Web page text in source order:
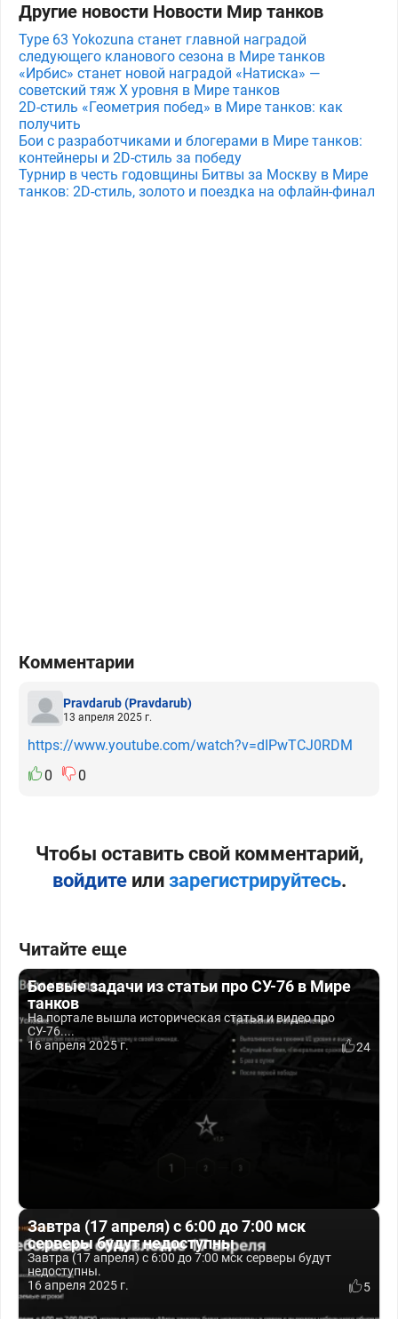
Другие новости Новости Мир танков
Type 63 Yokozuna станет главной наградой
следующего кланового сезона в Мире танков
«Ирбис» станет новой наградой «Натиска» —
советский тяж X уровня в Мире танков
2D-стиль «Геометрия побед» в Мире танков: как
получить
Бои с разработчиками и блогерами в Мире танков:
контейнеры и 2D-стиль за победу
Турнир в честь годовщины Битвы за Москву в Мире
танков: 2D-стиль, золото и поездка на офлайн-финал
Комментарии
Pravdarub(Pravdarub)
13 апреля 2025 г.
https://www.youtube.com/watch?v=dIPwTCJ0RDM
0
0
Чтобы оставить свой комментарий,
войдитеили зарегистрируйтесь.
Читайте еще
Боевые задачи из статьи про СУ-76 в Мире
танков
На портале вышла историческая статья и видео про
СУ-76....
16 апреля 2025 г.
24
Завтра (17 апреля) с 6:00 до 7:00 мск
серверы будут недоступны
Завтра (17 апреля) с 6:00 до 7:00 мск серверы будут
недоступны.
16 апреля 2025 г.
5